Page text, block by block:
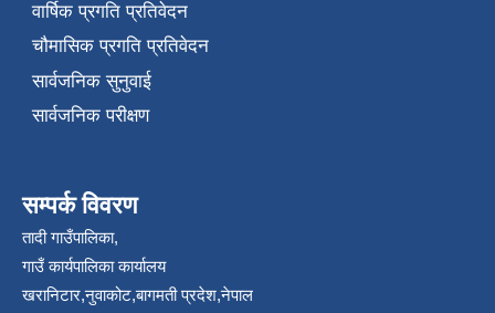
वार्षिक प्रगति प्रतिवेदन
चौमासिक प्रगति प्रतिवेदन
सार्वजनिक सुनुवाई
सार्वजनिक परीक्षण
सम्पर्क विवरण
तादी गाउँपालिका,
गाउँ कार्यपालिका कार्यालय
खरानिटार,नुवाकोट,बागमती प्रदेश,नेपाल